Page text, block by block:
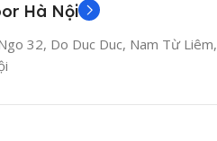
Hà Nội
32, Do Duc Duc, Nam Từ Liêm,